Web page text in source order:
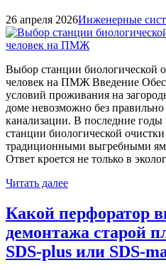
26 апреля 2026Инженерные
Выбор станции биологической
человек на ПМЖ Введение
условий проживания на
доме невозможно без
канализации. В последние
станции биологической
традиционными выгребными
Ответ кроется не только в
Читать далее
Какой перфоратор
демонтажа старой
SDS-plus или SDS-